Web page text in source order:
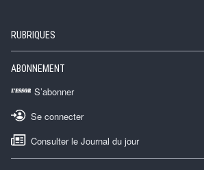
RUBRIQUES
ABONNEMENT
S’abonner
Se connecter
Consulter le Journal du jour